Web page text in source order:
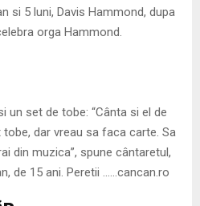
si 5 luni, Davis Hammond, dupa
orga Hammond.
un set de tobe: “Cânta si el de
dar vreau sa faca carte. Sa
din muzica”, spune cântaretul,
de 15 ani. Peretii ……cancan.ro